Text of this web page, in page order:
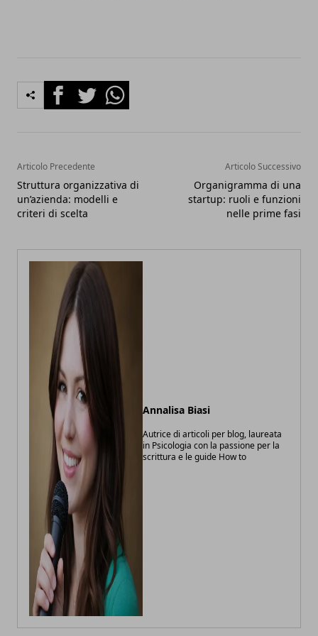
FacebookTwitterWhatsapp
Articolo Precedente
Struttura organizzativa di
un’azienda: modelli e
criteri di scelta
Articolo Successivo
Organigramma di una
startup: ruoli e funzioni
nelle prime fasi
Annalisa Biasi
Autrice di articoli per blog, laureata
in Psicologia con la passione per la
scrittura e le guide How to